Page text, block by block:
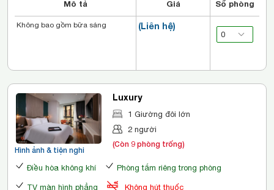
Mô tả Giá Số phòng
(Liên hệ)
Không bao gồm bữa sáng
Hình ảnh & tiện nghi
Luxury
1 Giường đôi lớn
2 người
(Còn 9 phòng trống)
Điều hòa không khí Phòng tắm riêng trong phòng
TV màn hình phẳng
Không hút thuốc